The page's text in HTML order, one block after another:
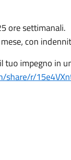
ore settimanali.
con
impegno in
share/r/